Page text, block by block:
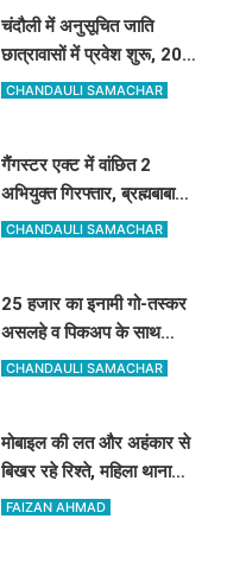
चंदौली में अनुसूचित जाति
छात्रावासों में प्रवेश शुरू, 20
अगस्त तक ऑनलाइन आवेदन
CHANDAULI SAMACHAR
गैंगस्टर एक्ट में वांछित 2
अभियुक्त गिरफ्तार, ब्रह्मबाबा
मंदिर के पास से पकड़ाए
CHANDAULI SAMACHAR
25 हजार का इनामी गो-तस्कर
असलहे व पिकअप के साथ
गिरफ्तार, 187 करोड़ के
CHANDAULI SAMACHAR
मोबाइल की लत और अहंकार से
बिखर रहे रिश्ते, महिला थाना
प्रभारी ने काउंसलिंग से 97
FAIZAN AHMAD